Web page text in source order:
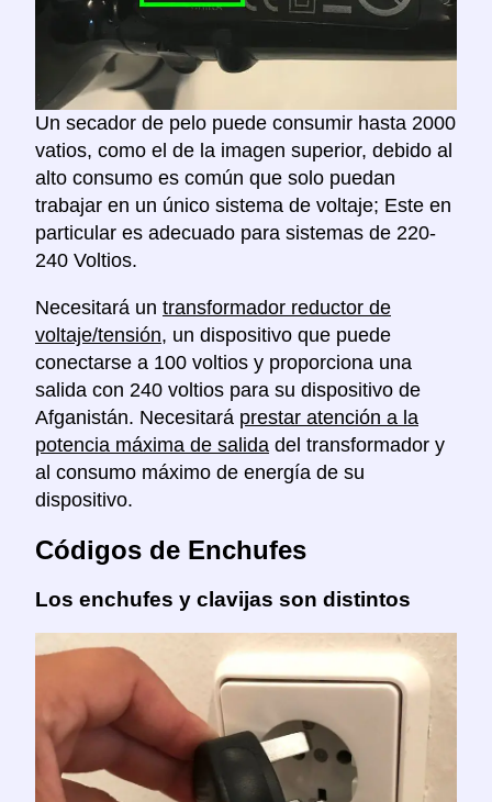
Un secador de pelo puede consumir hasta 2000
vatios, como el de la imagen superior, debido al
alto consumo es común que solo puedan
trabajar en un único sistema de voltaje; Este en
particular es adecuado para sistemas de 220-
240 Voltios.
Necesitará un transformador reductor de
voltaje/tensión, un dispositivo que puede
conectarse a 100 voltios y proporciona una
salida con 240 voltios para su dispositivo de
Afganistán. Necesitará prestar atención a la
potencia máxima de salida del transformador y
al consumo máximo de energía de su
dispositivo.
Códigos de Enchufes
Los enchufes y clavijas son distintos